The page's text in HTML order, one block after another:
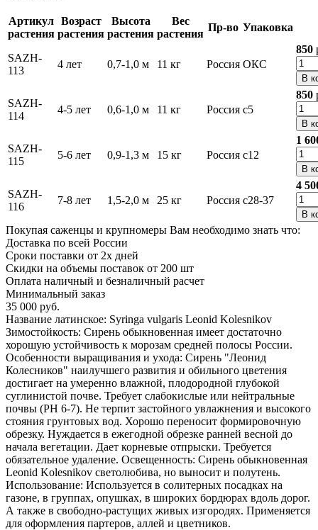
Артикул
растения
Возраст
растения
Высота
растения
Вес
растения
Пр-во Упаковка
SAZH-
113
4 лет 0,7-1,0 м 11 кг Россия ОКС
850
В
SAZH-
114
4-5 лет 0,6-1,0 м 11 кг Россия с5
850
В
SAZH-
115
5-6 лет 0,9-1,3 м 15 кг Россия с12
1
В
SAZH-
116
7-8 лет 1,5-2,0 м 25 кг Россия с28-37
4
В
Покупая саженцы и крупномеры Вам необходимо знать что:
Доставка по всей России
Сроки поставки от 2х дней
Скидки на объемы поставок от 200 шт
Оплата наличный и безналичный расчет
Минимальный заказ
35 000 руб.
Название латинское: Syringa vulgaris Leonid Kolesnikov
Зимостойкость: Сирень обыкновенная имеет достаточно
хорошую устойчивость к морозам средней полосы России.
Особенности выращивания и ухода: Сирень "Леонид
Колесников" наилучшего развития и обильного цветения
достигает на умеренно влажной, плодородной глубокой
суглинистой почве. Требует слабокислые или нейтральные
почвы (PH 6-7). Не терпит застойного увлажнения и высокого
стояния грунтовых вод. Хорошо переносит формировочную
обрезку. Нуждается в ежегодной обрезке ранней весной до
начала вегетации. Дает корневые отпрыски. Требуется
обязательное удаление. Освещенность: Сирень обыкновенная
Leonid Kolesnikov светолюбива, но выносит и полутень.
Использование: Используется в солитерных посадках на
газоне, в группах, опушках, в широких бордюрах вдоль дорог.
А также в свободно-растущих живых изгородях. Применяется
для оформления партеров, аллей и цветников.